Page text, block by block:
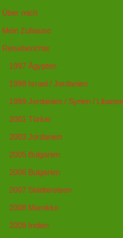
Über mich
Mein Zuhause
Reiseberichte
1997 Ägypten
1998 Israel / Jordanien
1999 Jordanien / Syrien / Libanon
2001 Türkei
2003 Jordanien
2005 Bulgarien
2006 Bulgarien
2007 Städtereisen
2008 Marokko
2009 Indien